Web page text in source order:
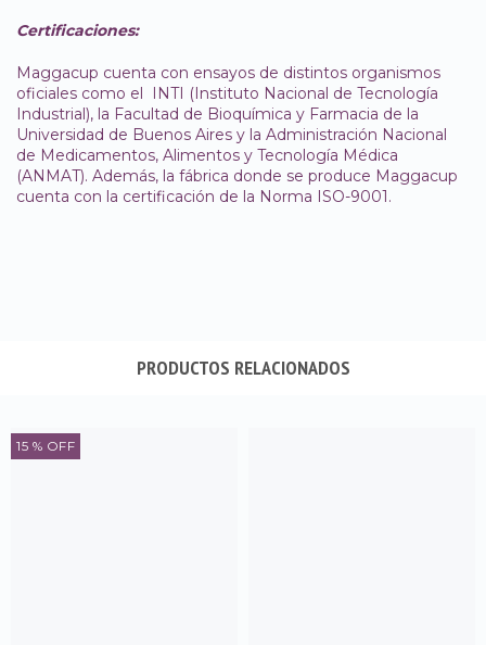
Certificaciones:
Maggacup cuenta con ensayos de distintos organismos
oficiales como el INTI (Instituto Nacional de Tecnología
Industrial), la Facultad de Bioquímica y Farmacia de la
Universidad de Buenos Aires y la Administración Nacional
de Medicamentos, Alimentos y Tecnología Médica
(ANMAT). Además, la fábrica donde se produce Maggacup
cuenta con la certificación de la Norma ISO-9001.
PRODUCTOS RELACIONADOS
15 % OFF